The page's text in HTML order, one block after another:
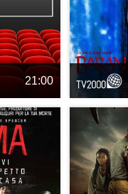
21:00